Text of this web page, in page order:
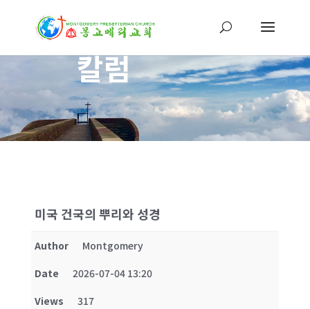
칼럼
미국 건국의 뿌리와 성경
Author
Montgomery
Date
2026-07-04 13:20
Views
317